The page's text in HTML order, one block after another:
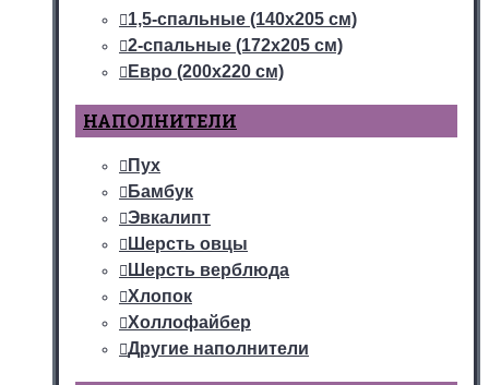
1,5-спальные (140х205 см)
2-спальные (172х205 см)
Евро (200х220 см)
НАПОЛНИТЕЛИ
Пух
Бамбук
Эвкалипт
Шерсть овцы
Шерсть верблюда
Хлопок
Холлофайбер
Другие наполнители